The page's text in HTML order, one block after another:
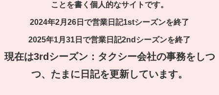
ことを書く個人的なサイトです。
2024年2月26日で営業日記1stシーズンを終了
2025年1月31日で営業日記2ndシーズンを終了
現在は3rdシーズン：タクシー会社の事務をしつ
つ、たまに日記を更新しています。